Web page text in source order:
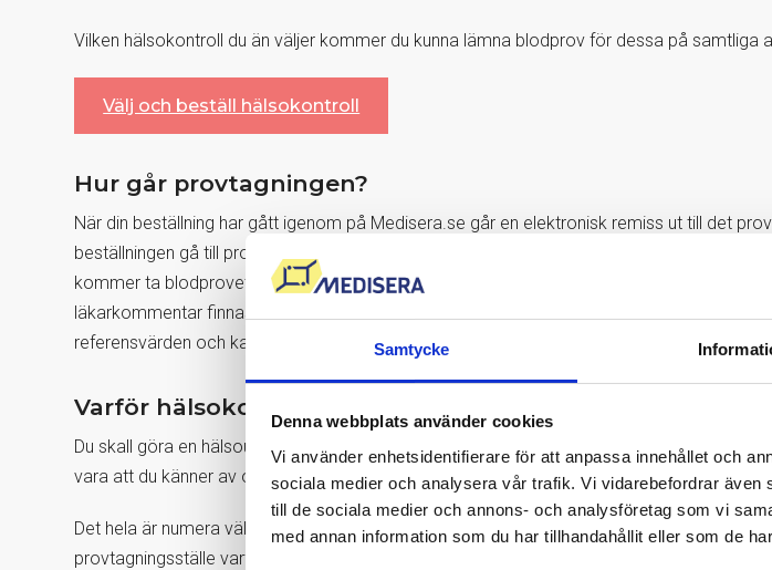
Samtycke
Denna webbplats använder cookies
Vi använder enhetsidentifierare för att anpassa innehållet och
sociala medier och analysera vår trafik. Vi vidarebefordrar även
till de sociala medier och annons- och analysföretag som vi
med annan information som du har tillhandahållit eller som de
Vilken hälsokontroll du än väljer kommer du kunna lämna blodprov för dessa på samtliga
Välj och beställ hälsokontroll
Hur går provtagningen?
När din beställning har gått igenom på Medisera.se går en elektronisk remiss ut till det
beställningen gå till provtagningsstället i Vasastan för att ta blodprovet. Glöm inte att ta
kommer ta blodprovet. Hur många provrör som måste fyllas beror på vilken
läkarkommentar finnas tillgängligt online i Min Journal inom några dagar. Du loggar
referensvärden och kan vara normala, höga eller låga i förhållande till dessa.
Varför hälsokontroll i Vasastan?
Du skall göra en hälsoundersökning via blodprov i Vasastan om du är intresserad av att
vara att du känner av olika symptom eller är trött och energilös och vill få reda på om
Det hela är numera väldigt enkelt. Gå in på medisera.se och välj den hälsoundersökning
provtagningsställe varför du kan ta blodprovet drop-in minuter efter beställning.